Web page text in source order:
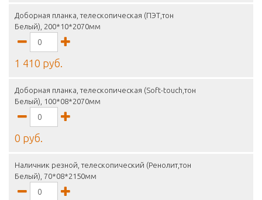
Доборная планка, телескопическая (ПЭТ,тон
Белый), 200*10*2070мм
1 410 руб.
Доборная планка, телескопическая (Soft-touch,тон
Белый), 100*08*2070мм
0 руб.
Наличник резной, телескопический (Ренолит,тон
Белый), 70*08*2150мм